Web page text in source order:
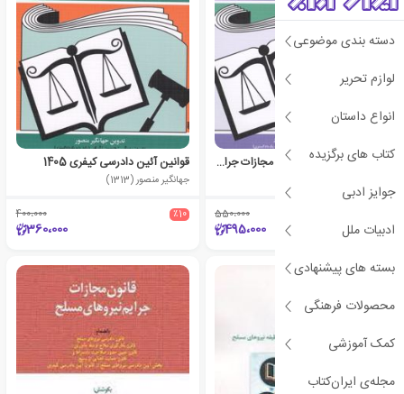
دسته بندی موضوعی
لوازم تحریر
انواع داستان
کتاب های برگزیده
جوایز ادبی
ادبیات ملل
بسته های پیشنهادی
محصولات فرهنگی
کمک آموزشی
مجله‌ی ایران‌کتاب
قوانین و مقررات مربوط به مجازات جرایم نیروهای مسلح 1405
550،000
495،000
قوانین آئین دادرسی کیفری 1405
جهانگیر منصور (1313)
٪10 400،000
360،000
پ
ه